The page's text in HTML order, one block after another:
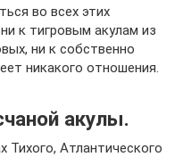
во всех этих
к тигровым акулам из
ни к собственно
никакого отношения.
акулы.
Тихого, Атлантического